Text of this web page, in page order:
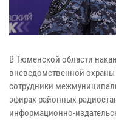
В Тюменской области
вневедомственной охраны
сотрудники
эфирах районных
информационно-